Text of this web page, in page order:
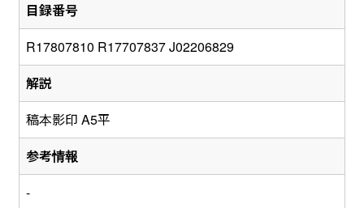
目録番号
R17807810 R17707837 J02206829
解説
稿本影印 A5平
参考情報
-